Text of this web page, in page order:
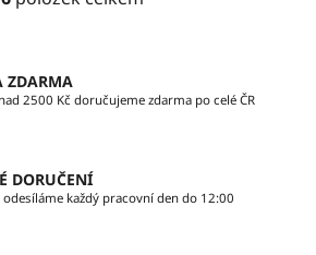
O
á
d
í
p
ZDARMA
2500 Kč doručujeme zdarma po celé ČR
DORUČENÍ
každý pracovní den do 12:00